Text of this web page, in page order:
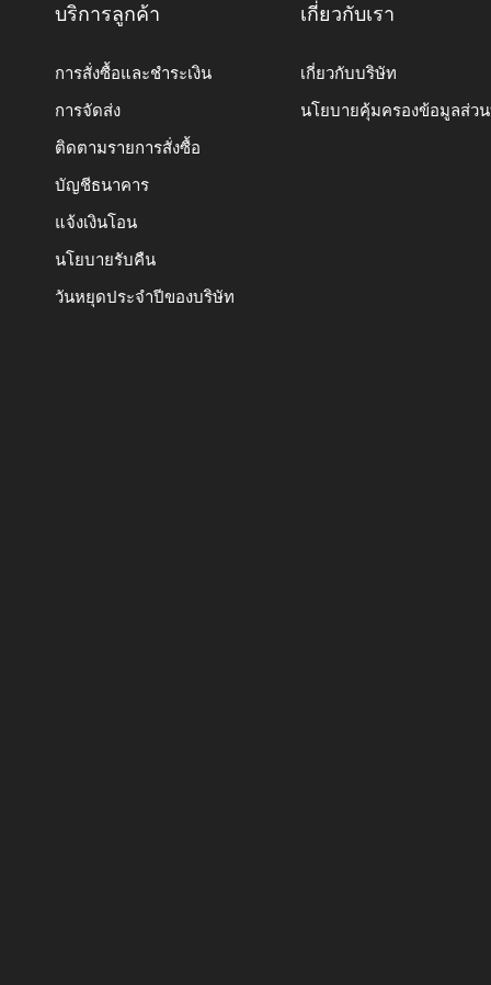
บริการลูกค้า
การสั่งซื้อและชำระเงิน
การจัดส่ง
ติดตามรายการสั่งซื้อ
บัญชีธนาคาร
แจ้งเงินโอน
นโยบายรับคืน
วันหยุดประจำปีของบริษัท
เกี่ยวกับเรา
เกี่ยวกับบริษัท
นโยบายคุ้มครองข้อมูลส่ว